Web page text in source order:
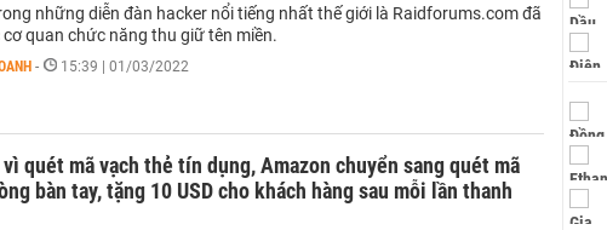
những diễn đàn hacker nổi tiếng nhất thế giới là Raidforums.com đã
cơ quan chức năng thu giữ tên miền.
- 15:39 | 01/03/2022
quét mã vạch thẻ tín dụng, Amazon chuyển sang quét mã
bàn tay, tặng 10 USD cho khách hàng sau mỗi lần thanh